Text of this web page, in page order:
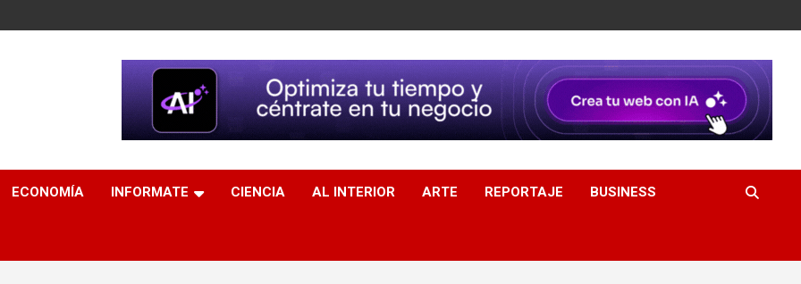
ECONOMÍA INFORMATE CIENCIA AL INTERIOR ARTE REPORTAJE BUSINESS